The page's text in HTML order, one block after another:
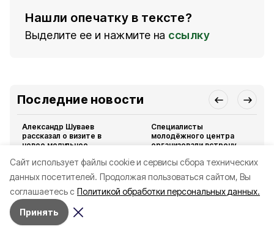
Cайт использует файлы cookie и сервисы сбора технических
данных посетителей. Продолжая пользоваться сайтом, Вы
соглашаетесь с Политикой обработки персональных данных.
Принять
Нашли опечатку в тексте?
Выделите ее и нажмите на ссылку
Последние новости
Александр Шуваев
рассказал о визите в
новое модульное
ДОКБ
Общество Сегодня, 11:19
Специалисты
молодёжного центра
организовали встречу
зумбе
Общество Сегодня, 07:00
Все новости